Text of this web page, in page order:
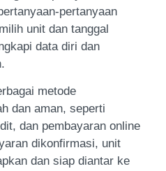
pertanyaan
unit dan tanggal
data diri dan
metode
dan aman, seperti
dan pembayaran online
dikonfirmasi, unit
dan siap diantar ke